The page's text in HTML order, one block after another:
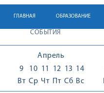
ГЛАВНАЯ ОБРАЗОВАНИЕ
СОБЫТИЯ
Апрель
9
Вт
10
Ср
11
Чт
12
Пт
13
Сб
14
Вс